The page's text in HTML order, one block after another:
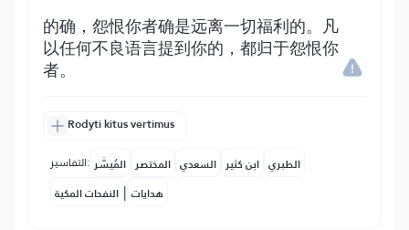
的确，怨恨你者确是远离一切福利的。凡
以任何不良语言提到你的，都归于怨恨你
者。
Rodyti kitus vertimus
التفاسير: المُيسَّر المختصر السعدي ابن كثير الطبري
النفحات المكية | هدايات